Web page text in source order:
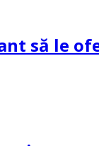
să le